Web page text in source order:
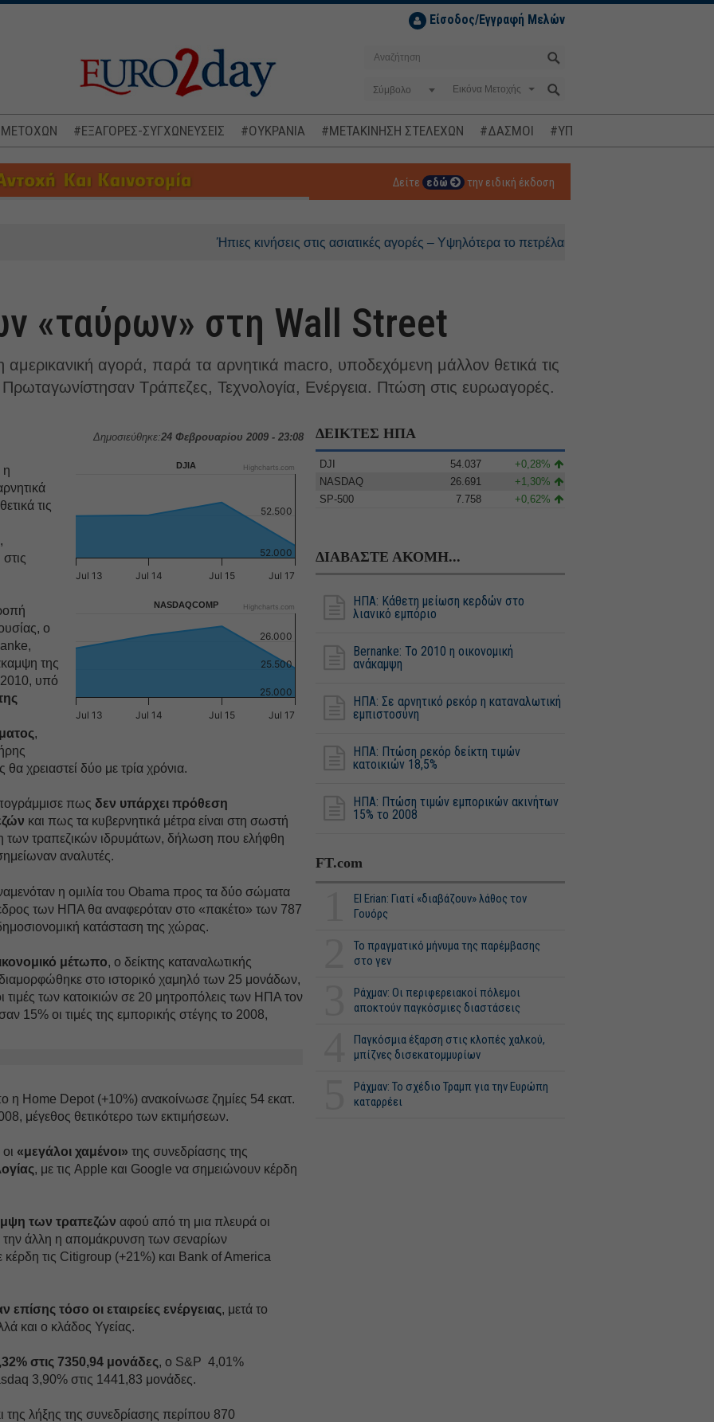
Είσοδος/Εγγραφή Μελών
Σύμβολο
ΜΕΤΟΧΩΝ #ΕΞΑΓΟΡΕΣ-ΣΥΓΧΩΝΕΥΣΕΙΣ #ΟΥΚΡΑΝΙΑ #ΜΕΤΑΚΙΝΗΣΗ ΣΤΕΛΕΧΩΝ #ΔΑΣΜΟΙ #ΥΠΟΚΛΟΠΕΣ
Δείτε εδώ την ειδική έκδοση
Ήπιες κινήσεις στις ασιατικές αγορές – Υψηλότερα το πετρέλαιο
«ταύρων» στη Wall Street
αμερικανική αγορά, παρά τα αρνητικά macro, υποδεχόμενη μάλλον θετικά τις
Τράπεζες, Τεχνολογία, Ενέργεια. Πτώση στις ευρωαγορές.
Δημοσιεύθηκε:24 Φεβρουαρίου 2009 - 23:08
DJIA
Jul 13 Jul 14 Jul 15 Jul 17
52.000
52.500
Highcharts.com
NASDAQCOMP
Jul 13 Jul 14 Jul 15 Jul 17
25.000
25.500
26.000
Highcharts.com
η
τις
ο
της
2010, υπό
,
χρειαστεί δύο με τρία χρόνια.
πωςδεν υπάρχει πρόθεση
και πως τα κυβερνητικά μέτρα είναι στη σωστή
των τραπεζικών ιδρυμάτων, δήλωση που ελήφθη
αναλυτές.
η ομιλία του Obama προς τα δύο σώματα
των ΗΠΑ θα αναφερόταν στο «πακέτο» των 787
κατάσταση της χώρας.
μέτωπο, ο δείκτης καταναλωτικής
στο ιστορικό χαμηλό των 25 μονάδων,
τιμές των κατοικιών σε 20 μητροπόλεις των ΗΠΑ τον
15% οι τιμές της εμπορικής στέγης το 2008,
η Home Depot (+10%) ανακοίνωσε ζημίες 54 εκατ.
μέγεθος θετικότερο των εκτιμήσεων.
«μεγάλοι χαμένοι»της συνεδρίασης της
, με τις Apple και Google να σημειώνουν κέρδη
των τραπεζώναφού από τη μια πλευρά οι
την άλλη η απομάκρυνση των σεναρίων
τις Citigroup (+21%) και Bank of America
τόσο οι εταιρείες ενέργειας, μετά το
και ο κλάδος Υγείας.
στις 7350,94 μονάδες, ο S&P 4,01%
3,90% στις 1441,83 μονάδες.
της λήξης της συνεδρίασης περίπου 870
ΔΕΙΚΤΕΣ ΗΠΑ
DJI 54.037
+0,28%
NASDAQ
26.691
+1,30%
SP-500
7.758 +0,62%
ΔΙΑΒΑΣΤΕ ΑΚΟΜΗ...
ΗΠΑ: Κάθετη μείωση κερδών στο
λιανικό εμπόριο
Bernanke: Το 2010 η οικονομική
ανάκαμψη
ΗΠΑ: Σε αρνητικό ρεκόρ η καταναλωτική
εμπιστοσύνη
ΗΠΑ: Πτώση ρεκόρ δείκτη τιμών
κατοικιών 18,5%
ΗΠΑ: Πτώση τιμών εμπορικών ακινήτων
15% το 2008
FT.com
El Erian: Γιατί «διαβάζουν» λάθος τον
Γουόρς
Το πραγματικό μήνυμα της παρέμβασης
στο γεν
Ράχμαν: Οι περιφερειακοί πόλεμοι
αποκτούν παγκόσμιες διαστάσεις
Παγκόσμια έξαρση στις κλοπές χαλκού,
μπίζνες δισεκατομμυρίων
Ράχμαν: Το σχέδιο Τραμπ για την Ευρώπη
καταρρέει